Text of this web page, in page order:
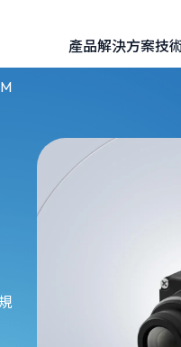
產品解決方案技